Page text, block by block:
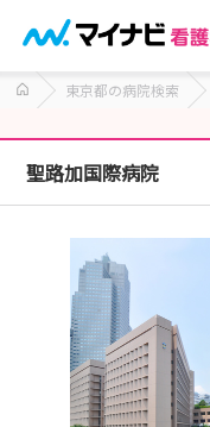
東京都の病院検索
聖路加国際病院